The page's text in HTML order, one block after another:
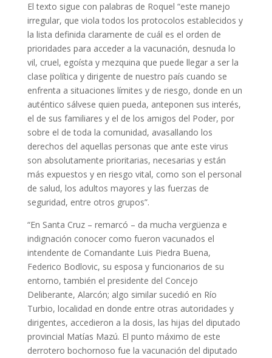
El texto sigue con palabras de Roquel “este manejo
irregular, que viola todos los protocolos establecidos y
la lista definida claramente de cuál es el orden de
prioridades para acceder a la vacunación, desnuda lo
vil, cruel, egoísta y mezquina que puede llegar a ser la
clase política y dirigente de nuestro país cuando se
enfrenta a situaciones límites y de riesgo, donde en un
auténtico sálvese quien pueda, anteponen sus interés,
el de sus familiares y el de los amigos del Poder, por
sobre el de toda la comunidad, avasallando los
derechos del aquellas personas que ante este virus
son absolutamente prioritarias, necesarias y están
más expuestos y en riesgo vital, como son el personal
de salud, los adultos mayores y las fuerzas de
seguridad, entre otros grupos”.
“En Santa Cruz – remarcó – da mucha vergüenza e
indignación conocer como fueron vacunados el
intendente de Comandante Luis Piedra Buena,
Federico Bodlovic, su esposa y funcionarios de su
entorno, también el presidente del Concejo
Deliberante, Alarcón; algo similar sucedió en Río
Turbio, localidad en donde entre otras autoridades y
dirigentes, accedieron a la dosis, las hijas del diputado
provincial Matías Mazú. El punto máximo de este
derrotero bochornoso fue la vacunación del diputado